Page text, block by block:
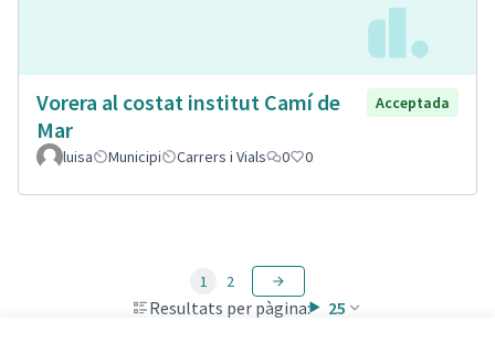
Vorera al costat institut Camí de
Mar
Acceptada
luisa Municipi Carrers i Vials 0 0
Resultats per pàgina: 25
1 2